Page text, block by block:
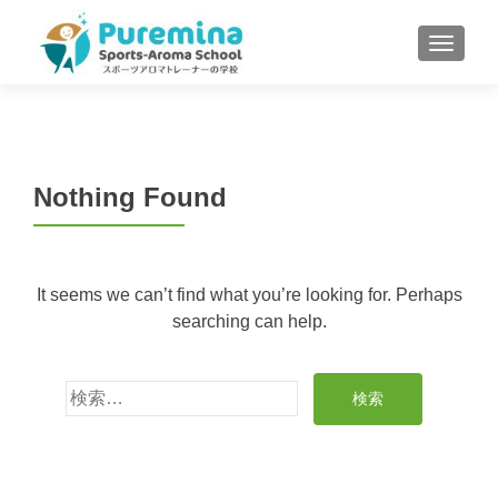
MENU
Nothing Found
It seems we can’t find what you’re looking for. Perhaps
searching can help.
検
索: